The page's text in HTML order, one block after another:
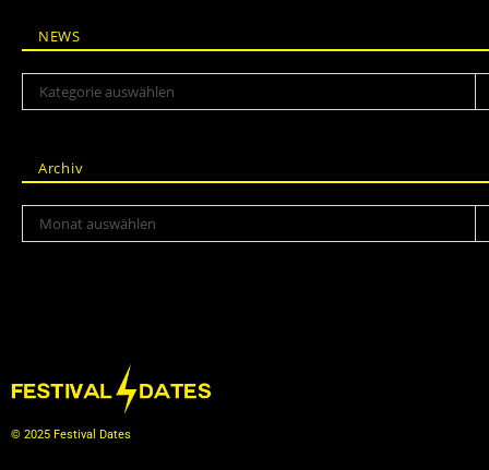
NEWS
Kategorie auswählen
Archiv
Monat auswählen
© 2025 Festival Dates